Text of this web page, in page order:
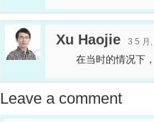
Xu Haojie 3 5 月
在当时的情况下
Leave a comment